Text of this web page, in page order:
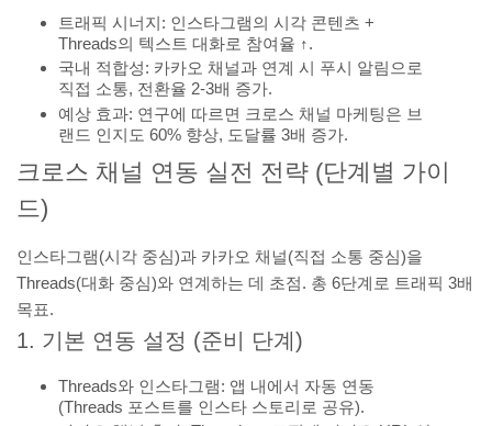
트래픽 시너지: 인스타그램의 시각 콘텐츠 +
Threads의 텍스트 대화로 참여율 ↑.
국내 적합성: 카카오 채널과 연계 시 푸시 알림으로
직접 소통, 전환율 2-3배 증가.
예상 효과: 연구에 따르면 크로스 채널 마케팅은 브
랜드 인지도 60% 향상, 도달률 3배 증가.
크로스 채널 연동 실전 전략 (단계별 가이
드)
인스타그램(시각 중심)과 카카오 채널(직접 소통 중심)을
Threads(대화 중심)와 연계하는 데 초점. 총 6단계로 트래픽 3배
목표.
1. 기본 연동 설정 (준비 단계)
Threads와 인스타그램: 앱 내에서 자동 연동
(Threads 포스트를 인스타 스토리로 공유).